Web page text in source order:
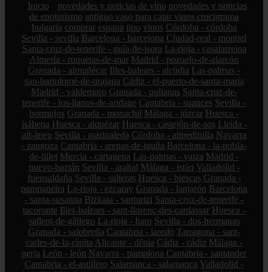
Inicio novedades y noticias de vino novedades y noticias
de enoturismo antiguo vaso para catar vinos crucigrama
bulgaria comprar espana tipo vinos Córdoba - córdoba
Sevilla - sevilla Barcelona - barcelona Ciudad-real - montiel
Santa-cruz-de-tenerife - guía-de-isora La-rioja - casalarreina
Almería - roquetas-de-mar Madrid - pozuelo-de-alarcón
Granada - almuñécar Illes-balears - alcúdia Las-palmas -
san-bartolomé-de-tirajana Cádiz - el-puerto-de-santa-maría
Madrid - valdemoro Granada - pulianas Santa-cruz-de-
tenerife - los-llanos-de-aridane Cantabria - suances Sevilla -
bormujos Granada - monachil Málaga - júzcar Huesca -
isábena Huesca - alquézar Huesca - castejón-de-sos Lleida -
alt-àneu Sevilla - marinaleda Córdoba - almedinilla Navarra
- zangoza Cantabria - arenas-de-iguña Barcelona - la-pobla-
de-lillet Murcia - cartagena Las-palmas - yaiza Madrid -
nuevo-baztán Sevilla - arahal Málaga - istán Valladolid -
fuensaldaña Sevilla - salteras Huesca - biescas Granada -
pampaneira La-rioja - ezcaray Granada - lanjarón Barcelona
- santa-susanna Bizkaia - santurtzi Santa-cruz-de-tenerife -
tacoronte Illes-balears - sant-llorenç-des-cardassar Huesca -
sallent-de-gállego La-rioja - haro Sevilla - dos-hermanas
Granada - salobreña Cantabria - laredo Tarragona - sant-
carles-de-la-ràpita Alicante - dénia Cádiz - cádiz Málaga -
nerja León - león Navarra - pamplona Cantabria - santander
Cantabria - el-astillero Salamanca - salamanca Valladolid -